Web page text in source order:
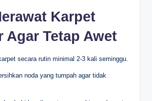
Karpet
Agar Tetap Awet
secara rutin minimal 2-3 kali seminggu.
noda yang tumpah agar tidak